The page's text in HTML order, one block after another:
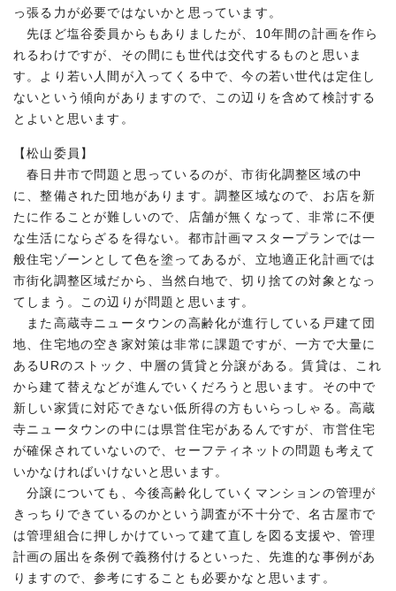
っ張る力が必要ではないかと思っています。
先ほど塩谷委員からもありましたが、10年間の計画を作ら
れるわけですが、その間にも世代は交代するものと思いま
す。より若い人間が入ってくる中で、今の若い世代は定住し
ないという傾向がありますので、この辺りを含めて検討する
とよいと思います。
【松山委員】
春日井市で問題と思っているのが、市街化調整区域の中
に、整備された団地があります。調整区域なので、お店を新
たに作ることが難しいので、店舗が無くなって、非常に不便
な生活にならざるを得ない。都市計画マスタープランでは一
般住宅ゾーンとして色を塗ってあるが、立地適正化計画では
市街化調整区域だから、当然白地で、切り捨ての対象となっ
てしまう。この辺りが問題と思います。
また高蔵寺ニュータウンの高齢化が進行している戸建て団
地、住宅地の空き家対策は非常に課題ですが、一方で大量に
あるURのストック、中層の賃貸と分譲がある。賃貸は、これ
から建て替えなどが進んでいくだろうと思います。その中で
新しい家賃に対応できない低所得の方もいらっしゃる。高蔵
寺ニュータウンの中には県営住宅があるんですが、市営住宅
が確保されていないので、セーフティネットの問題も考えて
いかなければいけないと思います。
分譲についても、今後高齢化していくマンションの管理が
きっちりできているのかという調査が不十分で、名古屋市で
は管理組合に押しかけていって建て直しを図る支援や、管理
計画の届出を条例で義務付けるといった、先進的な事例があ
りますので、参考にすることも必要かなと思います。